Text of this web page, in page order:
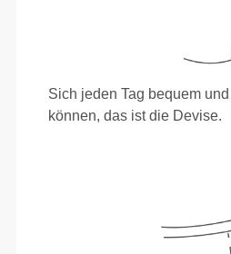
Sich jeden Tag bequem
können, das ist die Devise.